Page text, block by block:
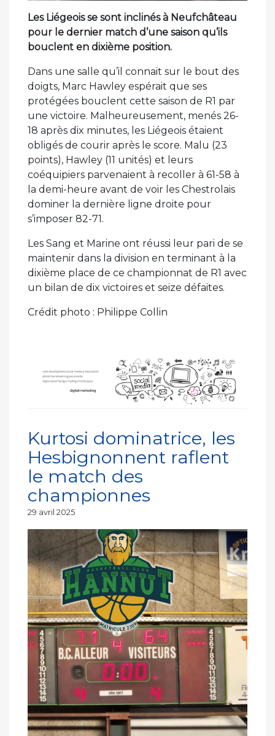
Les Liégeois se sont inclinés à Neufchâteau
pour le dernier match d’une saison qu’ils
bouclent en dixième position.
Dans une salle qu’il connait sur le bout des
doigts, Marc Hawley espérait que ses
protégées bouclent cette saison de R1 par
une victoire. Malheureusement, menés 26-
18 après dix minutes, les Liégeois étaient
obligés de courir après le score. Malu (23
points), Hawley (11 unités) et leurs
coéquipiers parvenaient à recoller à 61-58 à
la demi-heure avant de voir les Chestrolais
dominer la dernière ligne droite pour
s’imposer 82-71.
Les Sang et Marine ont réussi leur pari de se
maintenir dans la division en terminant à la
dixième place de ce championnat de R1 avec
un bilan de dix victoires et seize défaites.
Crédit photo : Philippe Collin
Kurtosi dominatrice, les
Hesbignonnent raflent
le match des
championnes
Publié
29 avril 2025